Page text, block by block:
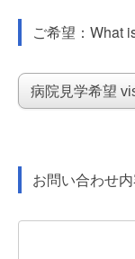
ご希望：What
お問い合わせ